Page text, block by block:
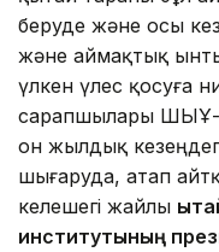
беруде және осы
және аймақтық
үлкен үлес қосуға
сарапшылары ШЫҰ-
он жылдық
шығаруда, атап
келешегі жайлы
институтының